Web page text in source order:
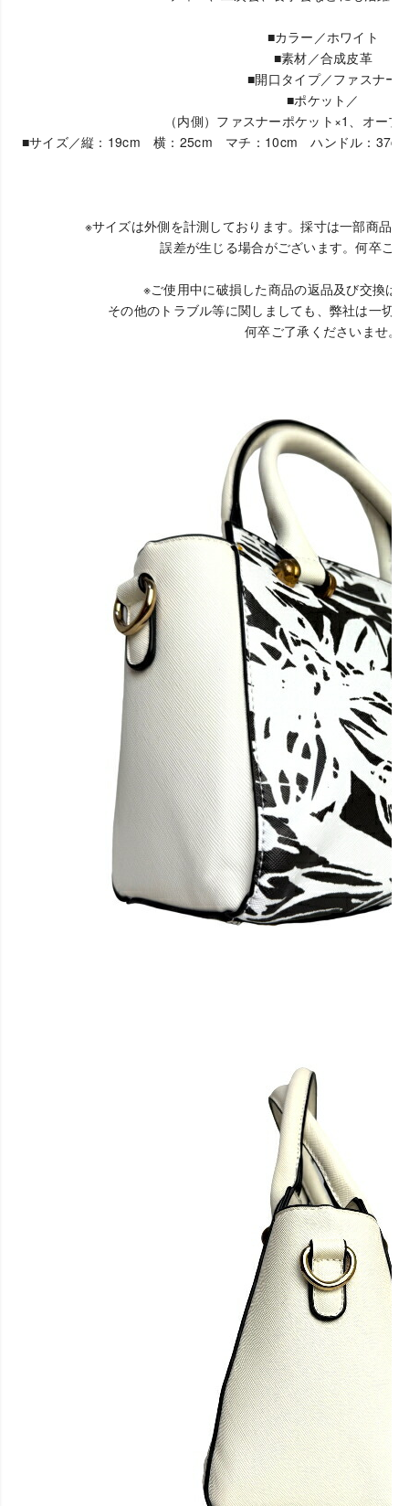
■カラー／ホワイト
■素材／合成皮革
■開口タイプ／ファスナー
■ポケット／
（内側）ファスナーポケット×1、オープ
■サイズ／縦：19cm 横：25cm マチ：10cm ハンドル：
※サイズは外側を計測しております。採寸は一部商品
誤差が生じる場合がございます。何卒ご
※ご使用中に破損した商品の返品及び交換は
その他のトラブル等に関しましても、弊社は一切
何卒ご了承くださいませ。